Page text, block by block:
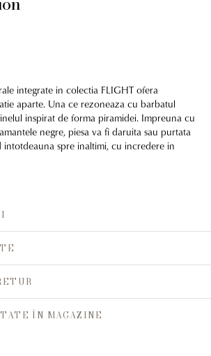
integrate in colectia FLIGHT ofera
aparte. Una ce rezoneaza cu barbatul
inspirat de forma piramidei. Impreuna cu
negre, piesa va fi daruita sau purtata
spre inaltimi, cu incredere in
ÎN MAGAZINE